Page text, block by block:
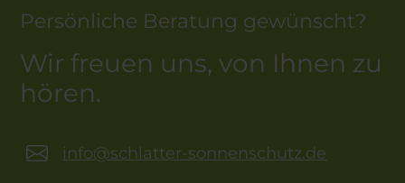
Persönliche Beratung gewünscht?
Wir freuen uns, von Ihnen zu
hören.
info@schlatter-sonnenschutz.de